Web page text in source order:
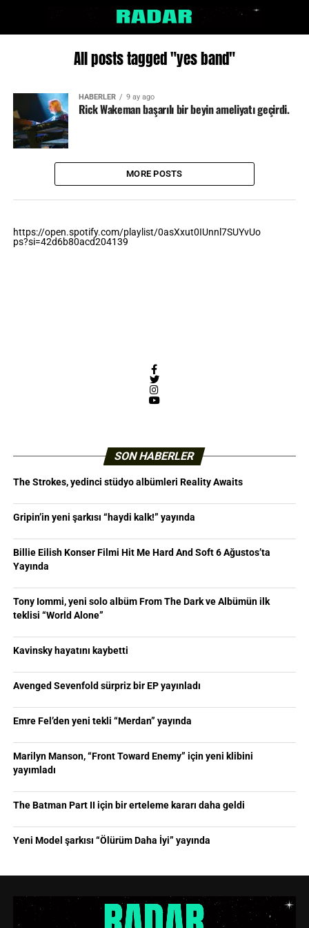
All posts tagged "yes band"
HABERLER 9 ay ago
Rick Wakeman başarılı bir beyin ameliyatı geçirdi.
MORE POSTS
https://open.spotify.com/playlist/0asXxut0IUnnl7SUYvUo
ps?si=42d6b80acd204139
Facebook
Twitter
Instagram
YouTube
SON HABERLER
The Strokes, yedinci stüdyo albümleri Reality Awaits
Gripin’in yeni şarkısı “haydi kalk!” yayında
Billie Eilish Konser Filmi Hit Me Hard And Soft 6 Ağustos’ta
Yayında
Tony Iommi, yeni solo albüm From The Dark ve Albümün ilk
teklisi “World Alone”
Kavinsky hayatını kaybetti
Avenged Sevenfold sürpriz bir EP yayınladı
Emre Fel’den yeni tekli “Merdan” yayında
Marilyn Manson, “Front Toward Enemy” için yeni klibini
yayımladı
The Batman Part II için bir erteleme kararı daha geldi
Yeni Model şarkısı “Ölürüm Daha İyi” yayında